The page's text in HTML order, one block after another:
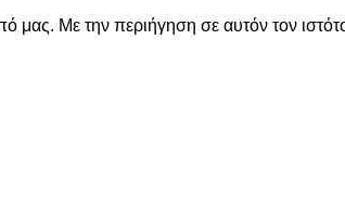
μας. Με την περιήγηση σε αυτόν τον